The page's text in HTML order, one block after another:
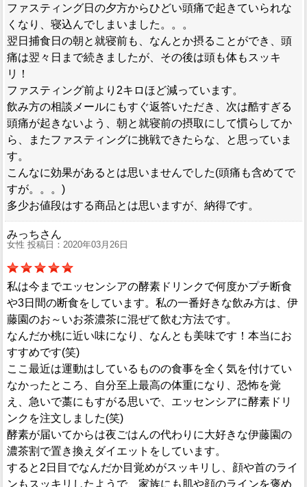
ファスティング日の夕方からひどい頭痛で起きていられな
くなり、寝込んでしまいました。。。
翌日捕食日の朝と就寝前も、なんとか摂ることができ、頭
痛は翌々日まで続きましたが、その後は頭も体もスッキ
リ！
ファスティング前より2キロほど減っています。
飲み方の相談メールにもすぐ返答いただき、次は酷すぎる
頭痛が起きないよう、朝と就寝前の摂取にして慣らしてか
ら、またファスティングに挑戦できたらな、と思っていま
す。
こんなに効果があるとは思いませんでした(頭痛も含めてで
すが。。。)
多少お値段はする商品とは思いますが、納得です。
みっちさん
女性 投稿日：2020年03月26日
私は今までエッセンシアの酵素ドリンクで何度かプチ断食
や3日間の断食をしています。私の一番好きな飲み方は、伊
藤園のお～いお茶濃茶に混ぜて飲む方法です。
なんだか桃に近い味になり、なんとも美味です！本当にお
すすめです(笑)
ここ最近は運動はしているものの食事を全く気を付けてい
なかったところ、自分至上最高の体重になり、恐怖を覚
え、急いで藁にもすがる思いで、エッセンシアに酵素ドリ
ンクを注文しました(笑)
酵素が届いてからは夜ごはんの代わりに大好きな伊藤園の
濃茶割で置き換えダイエットをしています。
すると2日目でなんだか目覚めがスッキリし、顔や首のライ
ンもスッキリしたようで、家族にも肌や顔のラインを褒め